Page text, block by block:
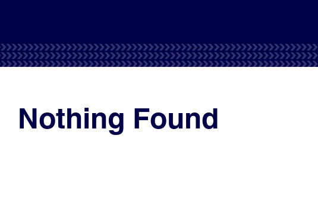
Nothing Found